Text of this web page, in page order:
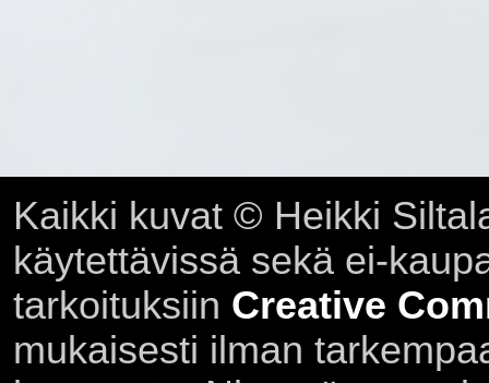
Kaikki kuvat © Heikki
käytettävissä sekä ei-
tarkoituksiin Creative
mukaisesti ilman